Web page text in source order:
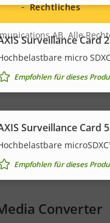
Surveillance Card
micro
Empfohlen für dieses
Surveillance Card
Empfohlen für dieses
Converter
AB. Alle
Rechtliches